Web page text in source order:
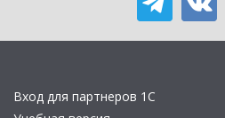
Вход для партнеров 1С